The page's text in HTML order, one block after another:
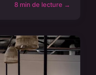
8 min de lecture →